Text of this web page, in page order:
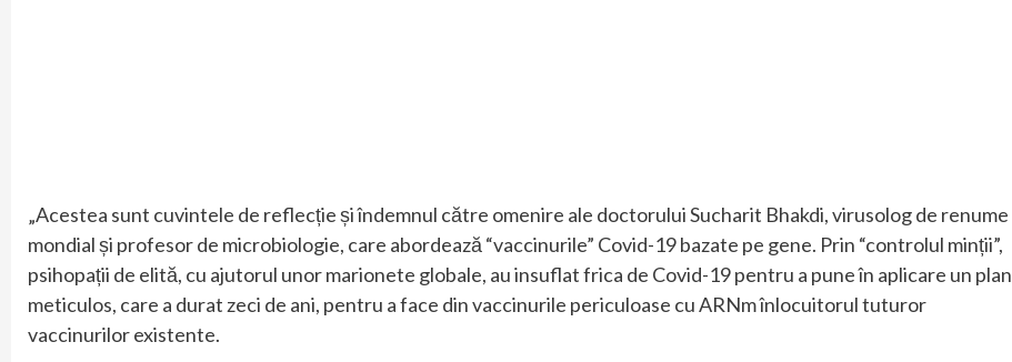
„Acestea sunt cuvintele de reflecție și îndemnul către omenire ale doctorului Sucharit Bhakdi, virusolog de renume
mondial și profesor de microbiologie, care abordează “vaccinurile” Covid-19 bazate pe gene. Prin “controlul minții”,
psihopații de elită, cu ajutorul unor marionete globale, au insuflat frica de Covid-19 pentru a pune în aplicare un plan
meticulos, care a durat zeci de ani, pentru a face din vaccinurile periculoase cu ARNm înlocuitorul tuturor
vaccinurilor existente.